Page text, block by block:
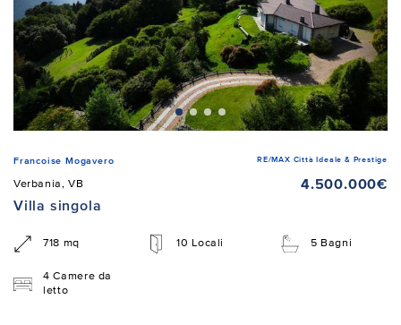
Francoise Mogavero RE/MAX Città Ideale & Prestige
Verbania, VB
4.500.000€
Villa singola
718 mq 10 Locali 5 Bagni
4 Camere da
letto